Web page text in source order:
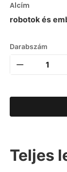
Alcím
robotok és
Darabszám
Teljes